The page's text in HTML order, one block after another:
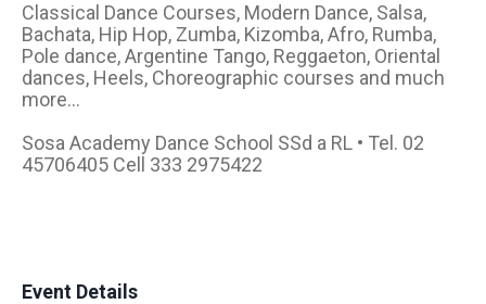
Classical Dance Courses, Modern Dance, Salsa,
Bachata, Hip Hop, Zumba, Kizomba, Afro, Rumba,
Pole dance, Argentine Tango, Reggaeton, Oriental
dances, Heels, Choreographic courses and much
more...
Sosa Academy Dance School SSd a RL • Tel. 02
45706405 Cell 333 2975422
Event Details